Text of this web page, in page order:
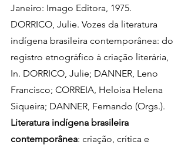
Janeiro: Imago Editora, 1975.
DORRICO, Julie. Vozes da literatura
indígena brasileira contemporânea: do
registro etnográfico à criação literária,
In. DORRICO, Julie; DANNER, Leno
Francisco; CORREIA, Heloisa Helena
Siqueira; DANNER, Fernando (Orgs.).
Literatura indígena brasileira
contemporânea: criação, crítica e